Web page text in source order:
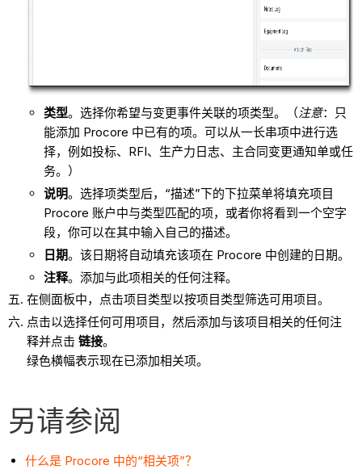
类型。选择你希望与变更事件关联的项类型。（注意：只
能添加 Procore 中已有的项。可以从一长串项中进行选
择，例如投标、RFI、生产力日志、主合同变更通知单或任
务。）
说明。选择项类型后，“描述”下的下拉菜单将填充项目
Procore 账户中与类型匹配的项，或者你将看到一个空字
段，你可以在其中输入自己的描述。
日期。该日期将自动填充该项在 Procore 中创建的日期。
注释。添加与此项相关的任何注释。
在侧面板中，点击项目类型以按项目类型筛选可用项目。
点击以选择任何可用项目，然后添加与该项目相关的任何注
释并点击 链接。
绿色横幅表示现在已添加相关项。
另请参阅
什么是 Procore 中的“相关项”？